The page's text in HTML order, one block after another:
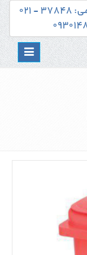
Toggle